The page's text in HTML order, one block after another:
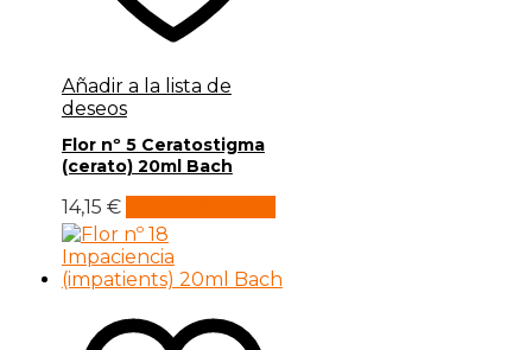
Añadir a la lista de
deseos
Flor nº 5 Ceratostigma
(cerato) 20ml Bach
14,15 €